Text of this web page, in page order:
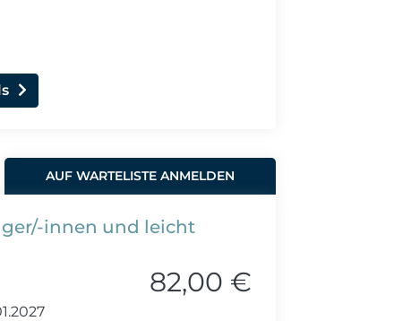
AUF WARTELISTE ANMELDEN
innen und leicht
82,00 €